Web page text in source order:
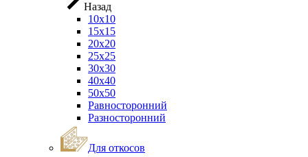
Назад
10х10
15х15
20х20
25х25
30х30
40х40
50х50
Равносторонний
Разносторонний
Для откосов